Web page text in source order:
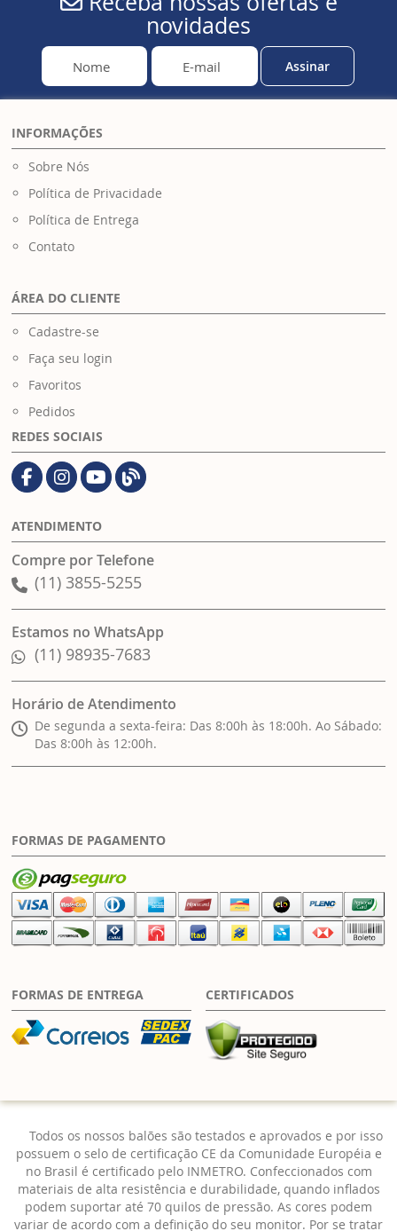
novidades
Assinar
INFORMAÇÕES
Sobre Nós
Política de Privacidade
Política de Entrega
Contato
ÁREA DO CLIENTE
Cadastre-se
Faça seu login
Favoritos
Pedidos
REDES SOCIAIS
ATENDIMENTO
Compre por Telefone
(11) 3855-5255
Estamos no WhatsApp
(11) 98935-7683
Horário de Atendimento
De segunda a sexta-feira: Das 8:00h às 18:00h. Ao Sábado:
Das 8:00h às 12:00h.
FORMAS DE PAGAMENTO
FORMAS DE ENTREGA CERTIFICADOS
Todos os nossos balões são testados e aprovados e por isso
possuem o selo de certificação CE da Comunidade Européia e
no Brasil é certificado pelo INMETRO. Confeccionados com
materiais de alta resistência e durabilidade, quando inflados
podem suportar até 70 quilos de pressão. As cores podem
variar de acordo com a definição do seu monitor. Por se tratar